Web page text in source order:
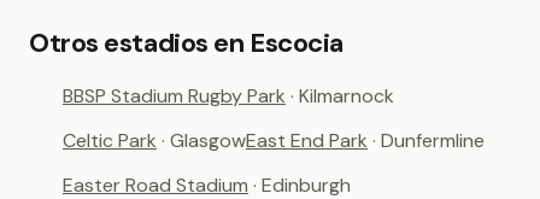
Otros estadios en Escocia
BBSP Stadium Rugby Park · Kilmarnock
Celtic Park · GlasgowEast End Park · Dunfermline
Easter Road Stadium · Edinburgh